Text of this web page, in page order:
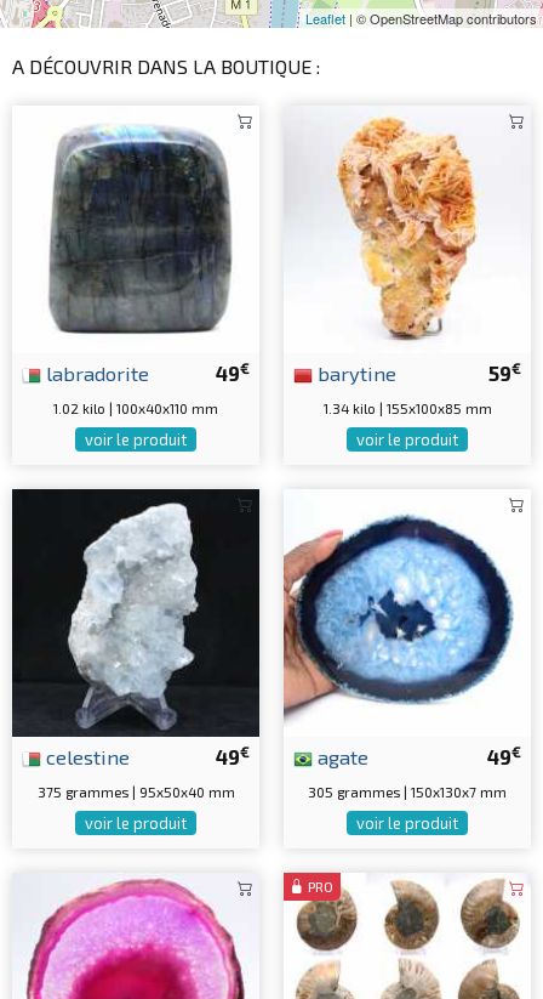
Leaflet | © OpenStreetMap contributors
A DÉCOUVRIR DANS LA BOUTIQUE :
49€
labradorite
1.02 kilo | 100x40x110 mm
voir le produit
59€
barytine
1.34 kilo | 155x100x85 mm
voir le produit
49€
celestine
375 grammes | 95x50x40 mm
voir le produit
49€
agate
305 grammes | 150x130x7 mm
voir le produit
PRO